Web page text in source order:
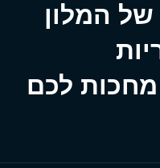
של המלון
מחכות לכם